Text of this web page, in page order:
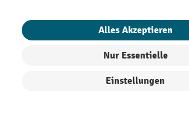
Datenschutz
Grounding Page